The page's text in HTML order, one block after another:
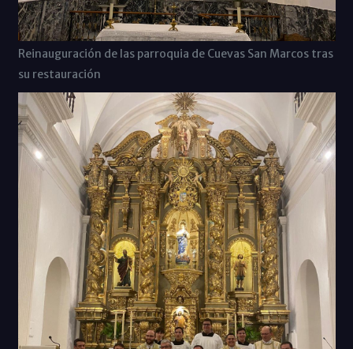
Reinauguración de las parroquia de Cuevas San Marcos tras
su restauración